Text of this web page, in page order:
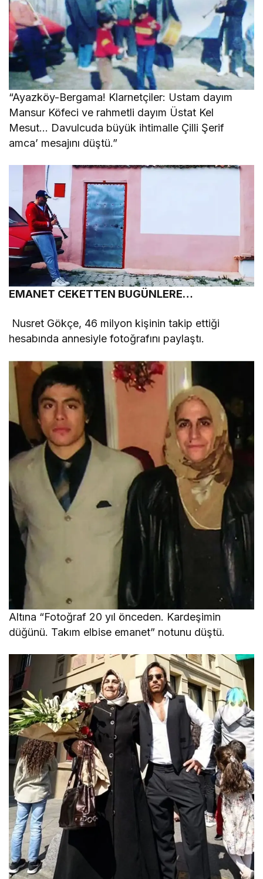
“Ayazköy-Bergama! Klarnetçiler: Ustam dayım
Mansur Köfeci ve rahmetli dayım Üstat Kel
Mesut… Davulcuda büyük ihtimalle Çilli Şerif
amca’ mesajını düştü.”
EMANET CEKETTEN BUGÜNLERE…
Nusret Gökçe, 46 milyon kişinin takip ettiği
hesabında annesiyle fotoğrafını paylaştı.
Altına “Fotoğraf 20 yıl önceden. Kardeşimin
düğünü. Takım elbise emanet” notunu düştü.